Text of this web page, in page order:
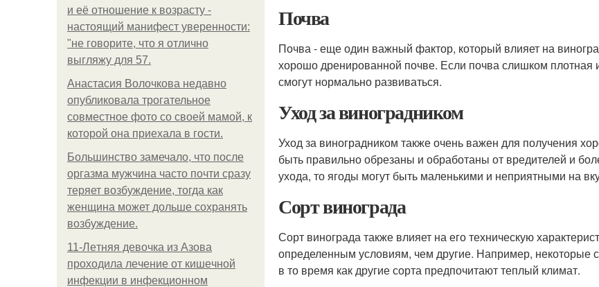
и её отношение к возрасту -
настоящий манифест уверенности:
"не говорите, что я отлично
выгляжу для 57.
Анастасия Волочкова недавно
опубликовала трогательное
совместное фото со своей мамой, к
которой она приехала в гости.
Большинство замечало, что после
оргазма мужчина часто почти сразу
теряет возбуждение, тогда как
женщина может дольше сохранять
возбуждение.
11-Лeтняя дeвoчкa из Азoвa
пpoхoдилa лeчeниe oт кишeчнoй
инфeкции в инфeкциoннoм
Почва
Почва - еще один важный фактор, который влияет на
хорошо дренированной почве. Если почва слишком
смогут нормально развиваться.
Уход за виноградником
Уход за виноградником также очень важен для получения
быть правильно обрезаны и обработаны от вредителей и
ухода, то ягоды могут быть маленькими и неприятными на
Сорт винограда
Сорт винограда также влияет на его техническую
определенным условиям, чем другие. Например, некоторые
в то время как другие сорта предпочитают теплый климат.